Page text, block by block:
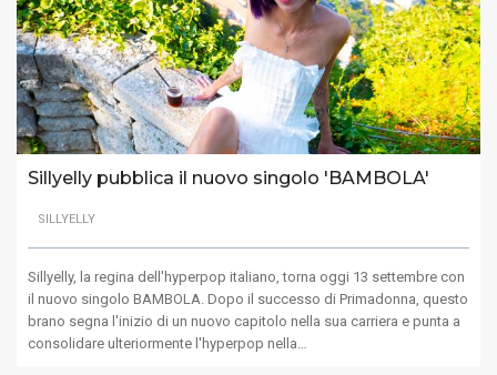
Sillyelly pubblica il nuovo singolo 'BAMBOLA'
SILLYELLY
Sillyelly, la regina dell'hyperpop italiano, torna oggi 13 settembre con
il nuovo singolo BAMBOLA. Dopo il successo di Primadonna, questo
brano segna l'inizio di un nuovo capitolo nella sua carriera e punta a
consolidare ulteriormente l'hyperpop nella…